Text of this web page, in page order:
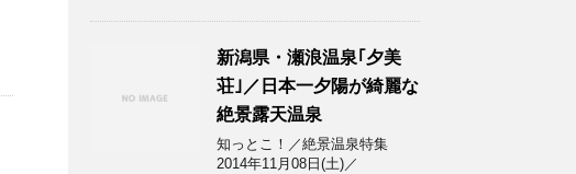
新潟県・瀬浪温泉｢夕美
荘｣／日本一夕陽が綺麗な
絶景露天温泉
知っとこ！／絶景温泉特集
2014年11月08日(土)／